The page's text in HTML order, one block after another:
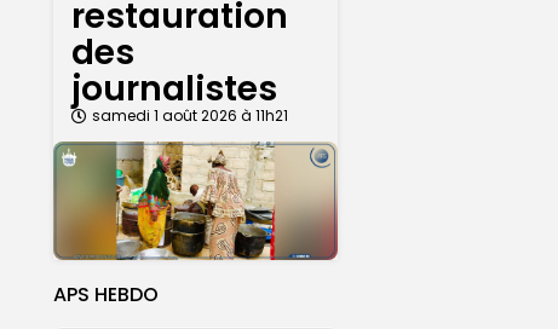
restauration
des
journalistes
samedi 1 août 2026 à 11h21
APS HEBDO